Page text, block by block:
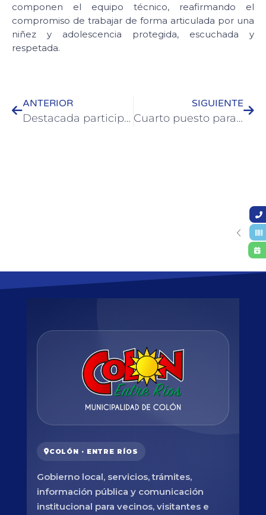
componen el equipo técnico, reafirmando el
compromiso de trabajar de forma articulada por una
niñez y adolescencia protegida, escuchada y
respetada.
ANTERIOR
Destacada participación colonense en una nueva fecha del Campeonato Río de los Pájaros
SIGUIENTE
Cuarto puesto para las colonenses en el Torneo Nacional de Selecciones de Vóley
COLÓN · ENTRE RÍOS
Gobierno local, servicios, trámites,
información pública y comunicación
institucional para vecinos, visitantes e